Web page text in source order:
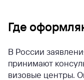
Где
В России
принимают
визовые центры.